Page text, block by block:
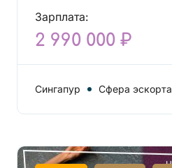
Зарплата:
2 990 000 ₽
Сингапур Сфера эскорта